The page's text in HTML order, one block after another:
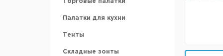
Кормушки
Крючки
Лески и шнуры
Аксессуары для палаток и
Торговые палатки
Палатки для кухни
Тенты
Складные зонты